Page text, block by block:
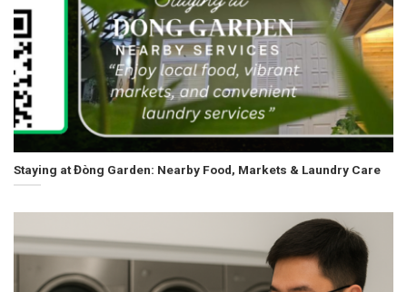
Staying at Đòng Garden: Nearby Food, Markets & Laundry Care